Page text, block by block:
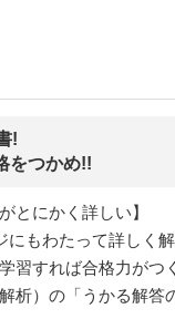
!
をつかめ!!
とにかく詳しい】
にもわたって詳しく解
習すれば合格力がつ
）の「うかる解答